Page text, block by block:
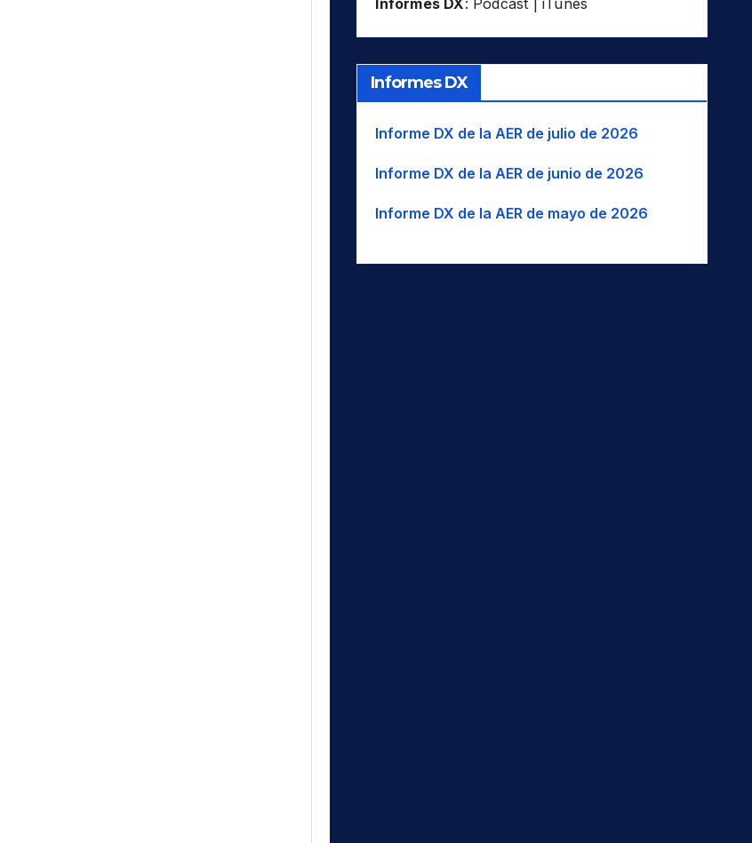
Informes DX
Informe DX de la AER de julio de 2026
Informe DX de la AER de junio de 2026
Informe DX de la AER de mayo de 2026